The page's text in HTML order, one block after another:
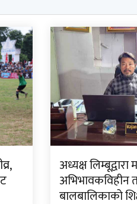
अध्यक्ष
अभिभावकविहीन
बालबालिकाको